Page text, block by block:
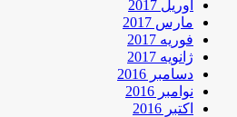
آوریل 2017
مارس 2017
فوریه 2017
ژانویه 2017
دسامبر 2016
نوامبر 2016
اکتبر 2016